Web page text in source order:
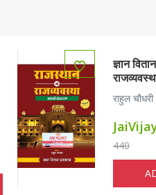
हिन्दी व्याकरणमाला ( सामान्य हिन्दी
ज्ञान
राहुल चौधरी
440